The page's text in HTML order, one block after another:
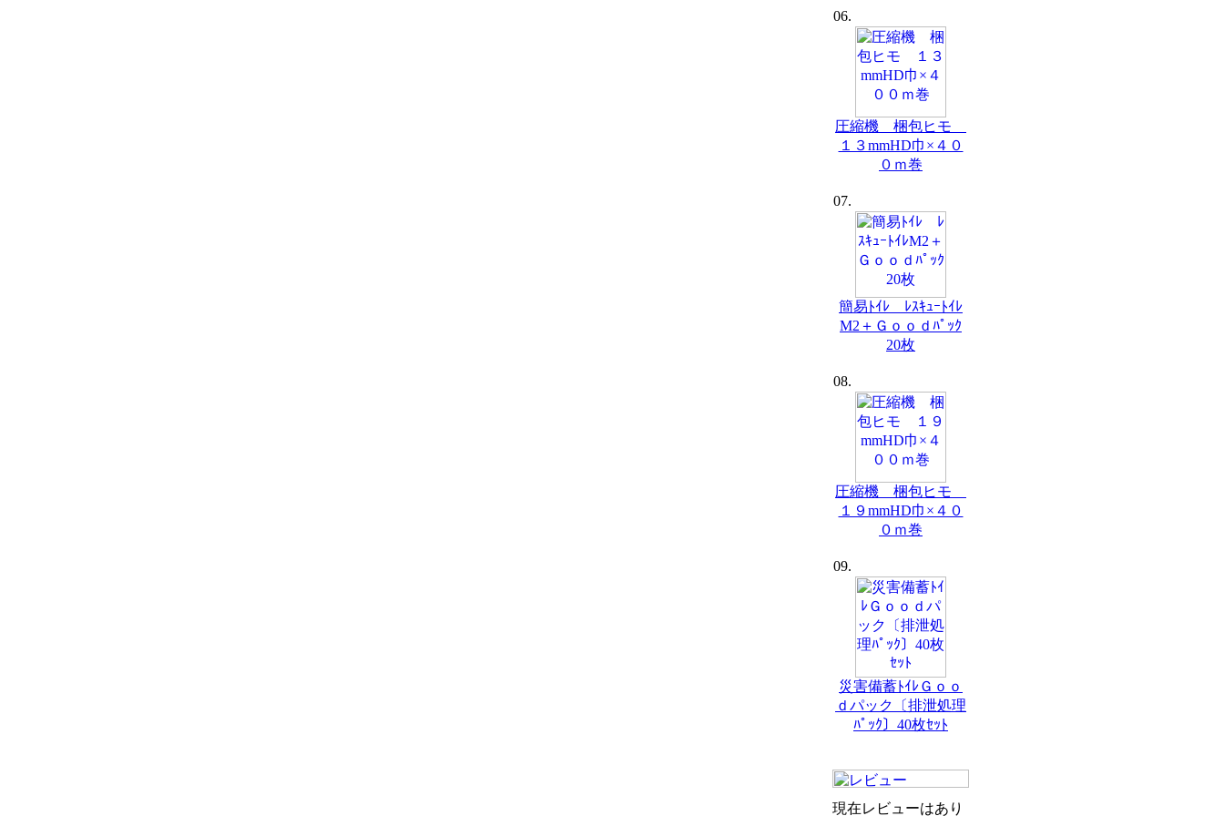
06.
圧縮機 梱包ヒモ
１３mmHD巾×４０
０ｍ巻
07.
簡易ﾄｲﾚ ﾚｽｷｭｰﾄｲﾚ
M2＋Ｇｏｏｄﾊﾟｯｸ
20枚
08.
圧縮機 梱包ヒモ
１９mmHD巾×４０
０ｍ巻
09.
災害備蓄ﾄｲﾚＧｏｏ
ｄパック〔排泄処理
ﾊﾟｯｸ〕40枚ｾｯﾄ
現在レビューはあり